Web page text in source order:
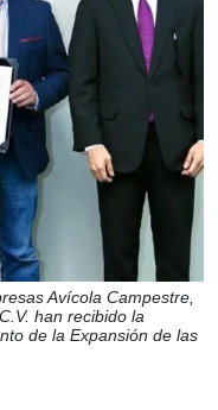
Avícola Campestre,
han recibido la
de la Expansión de las